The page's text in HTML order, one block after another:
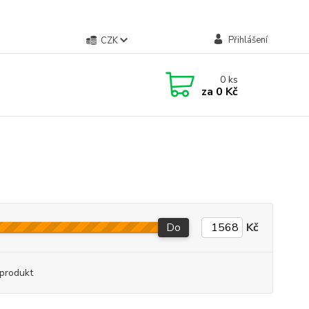
CZK Přihlášení
0ks
za 0 Kč
Do Kč